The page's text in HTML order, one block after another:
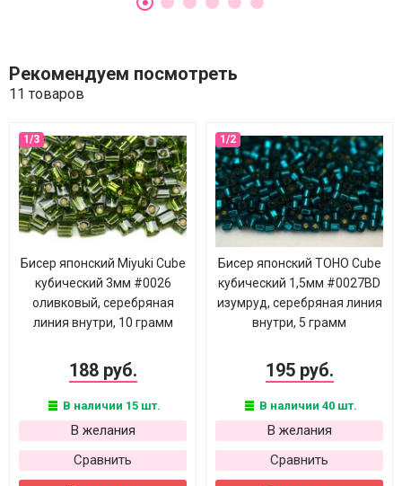
Рекомендуем посмотреть
11 товаров
Бисер японский Miyuki Cube
кубический 3мм #0026
оливковый, серебряная
линия внутри, 10 грамм
188 руб.
В наличии 15 шт.
В желания
Сравнить
Бисер японский TOHO Cube
кубический 1,5мм #0027BD
изумруд, серебряная линия
внутри, 5 грамм
195 руб.
В наличии 40 шт.
В желания
Сравнить